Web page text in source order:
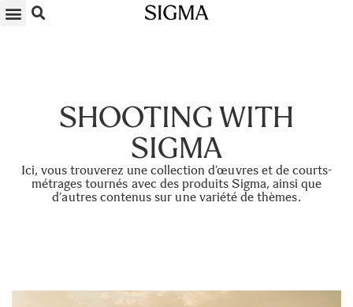
SHOOTING WITH
SIGMA
Ici, vous trouverez une collection d’œuvres et de courts-
métrages tournés avec des produits Sigma, ainsi que
d’autres contenus sur une variété de thèmes.